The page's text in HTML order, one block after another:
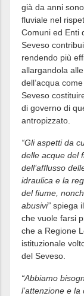
già da anni
fluviale nel
Comuni ed Enti
Seveso
rendendo più
allargandola
dell’acqua
Seveso
di governo di
antropizzato.
“Gli aspetti da
delle acque del
dell’afflusso
idraulica e la
del fiume,
abusivi” spiega
che vuole farsi
che a Regione
istituzionale
del Seveso.
“Abbiamo
l’attenzione e